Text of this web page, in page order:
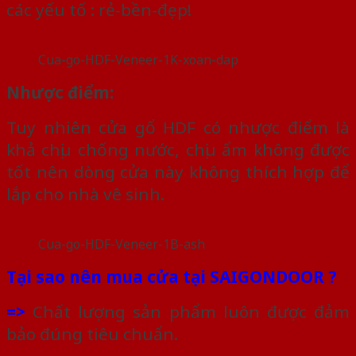
các yếu tố : rẻ-bền-đẹp!
Cua-go-HDF-Veneer-1K-xoan-dap
Nhược điểm:
Tuy nhiên cửa gổ HDF có nhược điểm là
khả chịu chống nước, chịu ẩm không được
tốt nên dòng cửa này không thích hợp để
lắp cho nhà vê sinh.
Cua-go-HDF-Veneer-1B-ash
Tại sao nên mua cửa tại SAIGONDOOR ?
=> Chất lượng sản phẩm luôn được đảm
bảo đúng tiêu chuẩn.